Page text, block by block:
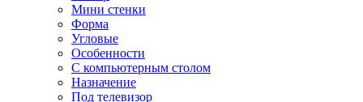
Мини стенки
Форма
Угловые
Особенности
С компьютерным столом
Назначение
Под телевизор